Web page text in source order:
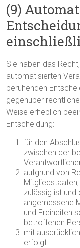
(9)
Sie haben das
automatisierten
beruhenden
gegenüber
Weise erheblich
Entscheidung:
für den
zwischen der
aufgrund von
zulässig ist
angemessene
und Freiheiten
betroffenen
mit
erfolgt.